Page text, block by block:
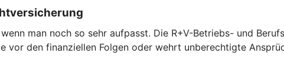
man noch so sehr aufpasst. Die R+V-Betriebs- und
vor den finanziellen Folgen oder wehrt unberechtigte